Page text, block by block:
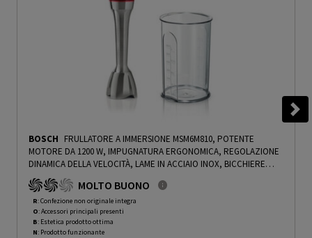
BOSCH FRULLATORE A IMMERSIONE MSM6M810, POTENTE
MOTORE DA 1200 W, IMPUGNATURA ERGONOMICA, REGOLAZIONE
DINAMICA DELLA VELOCITÀ, LAME IN ACCIAIO INOX, BICCHIERE
GRADUATO, ACCIAIO - PRMG GRADING ROBN - 10%
GRADING ROBN - 10%MOLTO BUONO
R: Confezione non originale integra
O: Accessori principali presenti
B: Estetica prodotto ottima
N: Prodotto funzionante